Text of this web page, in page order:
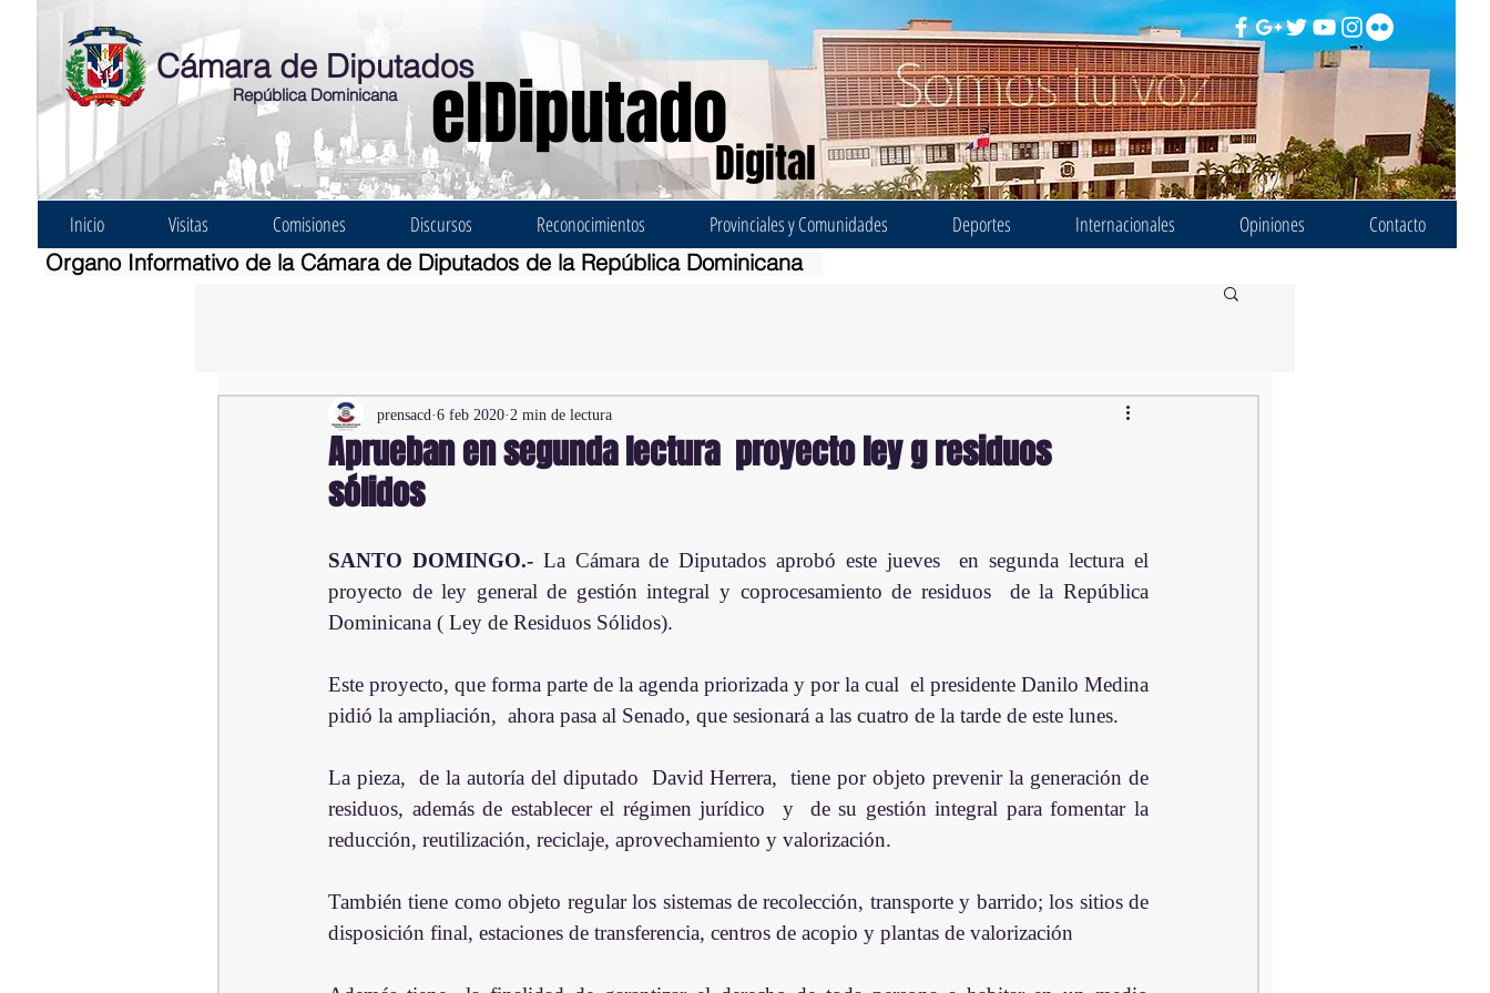
Digital
elDiputado
Cámara de Diputados
República Dominicana
Inicio Visitas Comisiones Discursos Reconocimientos Provinciales y Comunidades Deportes Internacionales Opiniones Contacto
Organo Informativo de la Cámara de Diputados de la República Dominicana
Aprueban en segunda lectura proyecto ley g residuos
sólidos
prensacd 6 feb 2020 2 min de lectura
SANTO DOMINGO.- La Cámara de Diputados aprobó este jueves  en segunda lectura el
proyecto de ley general de gestión integral y coprocesamiento de residuos  de la República
Dominicana ( Ley de Residuos Sólidos).
Este proyecto, que forma parte de la agenda priorizada y por la cual  el presidente Danilo Medina
pidió la ampliación,  ahora pasa al Senado, que sesionará a las cuatro de la tarde de este lunes.
La pieza,  de la autoría del diputado  David Herrera,  tiene por objeto prevenir la generación de
residuos, además de establecer el régimen jurídico  y  de su gestión integral para fomentar la
reducción, reutilización, reciclaje, aprovechamiento y valorización.
También tiene como objeto regular los sistemas de recolección, transporte y barrido; los sitios de
disposición final, estaciones de transferencia, centros de acopio y plantas de valorización